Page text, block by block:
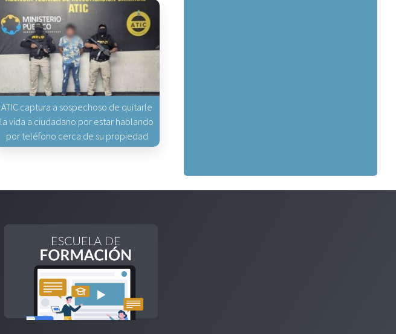
ATIC captura a sospechoso de quitarle
la vida a ciudadano por estar hablando
por teléfono cerca de su propiedad